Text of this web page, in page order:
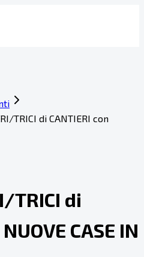
TRICI di CANTIERI con
TRICI di
CASE IN